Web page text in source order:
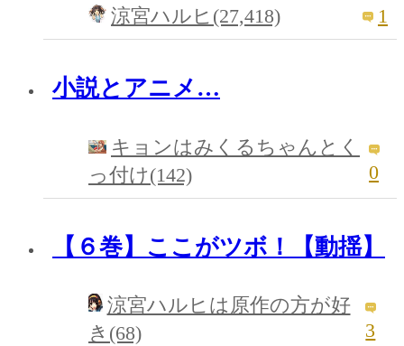
涼宮ハルヒ(27,418) 1
小説とアニメ…
キョンはみくるちゃんとく
っ付け(142)
0
【６巻】ここがツボ！【動揺】
涼宮ハルヒは原作の方が好
き(68)
3